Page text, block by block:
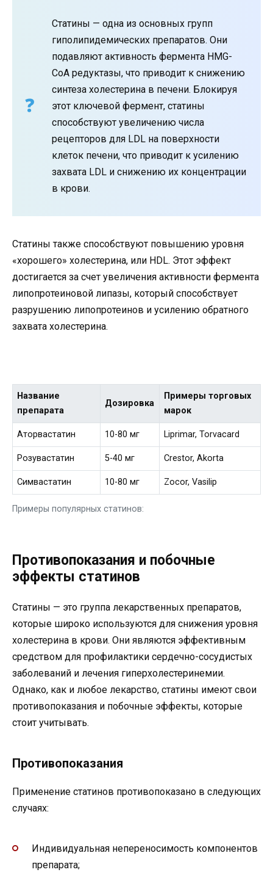
Статины — одна из основных групп
гиполипидемических препаратов. Они
подавляют активность фермента HMG-
CoA редуктазы, что приводит к снижению
синтеза холестерина в печени. Блокируя
этот ключевой фермент, статины
способствуют увеличению числа
рецепторов для LDL на поверхности
клеток печени, что приводит к усилению
захвата LDL и снижению их концентрации
в крови.
Статины также способствуют повышению уровня
«хорошего» холестерина, или HDL. Этот эффект
достигается за счет увеличения активности фермента
липопротеиновой липазы, который способствует
разрушению липопротеинов и усилению обратного
захвата холестерина.
Примеры популярных статинов:
Название
препарата
Дозировка
Примеры торговых
марок
Аторвастатин 10-80 мг Liprimar, Torvacard
Розувастатин 5-40 мг Crestor, Akorta
Симвастатин 10-80 мг Zocor, Vasilip
Противопоказания и побочные
эффекты статинов
Статины — это группа лекарственных препаратов,
которые широко используются для снижения уровня
холестерина в крови. Они являются эффективным
средством для профилактики сердечно-сосудистых
заболеваний и лечения гиперхолестеринемии.
Однако, как и любое лекарство, статины имеют свои
противопоказания и побочные эффекты, которые
стоит учитывать.
Противопоказания
Применение статинов противопоказано в следующих
случаях:
Индивидуальная непереносимость компонентов
препарата;